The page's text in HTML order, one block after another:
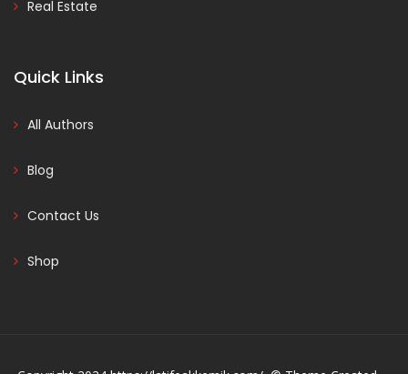
Real Estate
Quick Links
All Authors
Blog
Contact Us
Shop